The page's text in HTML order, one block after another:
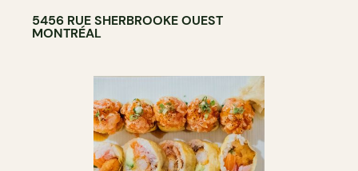
5456 RUE SHERBROOKE OUEST
MONTRÉAL